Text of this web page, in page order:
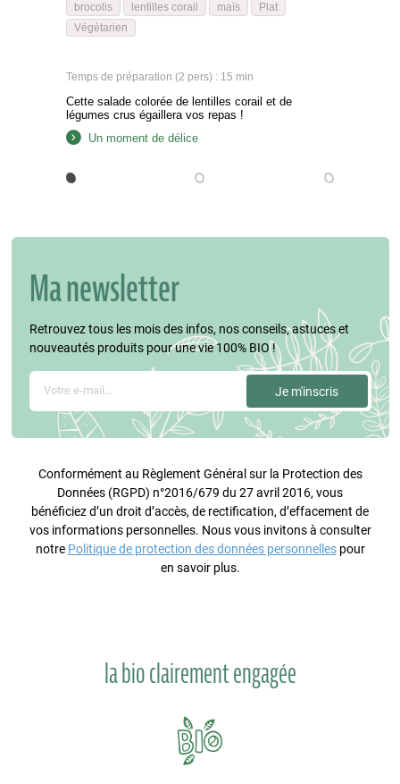
brocolis lentilles corail maïs
Plat
Végétarien
Temps de préparation (2 pers) : 15 min
Cette salade colorée de lentilles corail et de
légumes crus égaillera vos repas !
Un moment de délice
Ma newsletter
Retrouvez tous les mois des infos, nos conseils, astuces et
nouveautés produits pour une vie 100% BIO !
Conformément au Règlement Général sur la Protection des
Données (RGPD) n°2016/679 du 27 avril 2016, vous
bénéficiez d’un droit d’accès, de rectification, d’effacement de
vos informations personnelles. Nous vous invitons à consulter
notre Politique de protection des données personnellespour
en savoir plus.
la bio clairement engagée